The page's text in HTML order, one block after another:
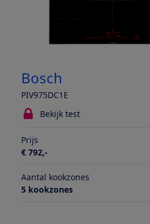
Bosch
PIV975DC1E
Bekijk test
Prijs
€ 792,-
Aantal kookzones
5 kookzones